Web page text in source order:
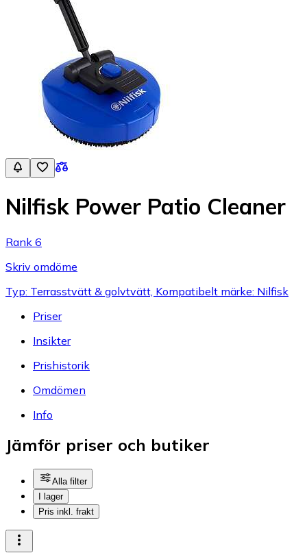
Nilfisk Power Patio Cleaner
Rank 6
Skriv omdöme
Typ: Terrasstvätt & golvtvätt, Kompatibelt märke: Nilfisk
Priser
Insikter
Prishistorik
Omdömen
Info
Jämför priser och butiker
Alla filter
I lager
Pris inkl. frakt